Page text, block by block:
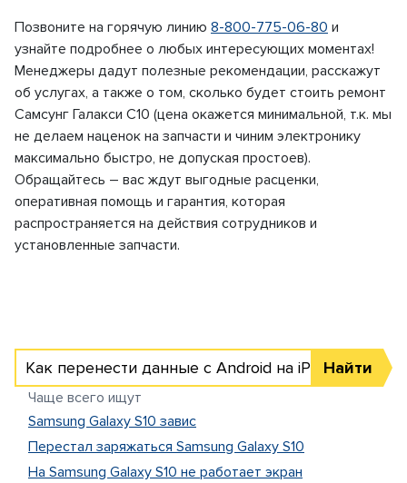
Позвоните на горячую линию 8-800-775-06-80 и
узнайте подробнее о любых интересующих моментах!
Менеджеры дадут полезные рекомендации, расскажут
об услугах, а также о том, сколько будет стоить ремонт
Самсунг Галакси С10 (цена окажется минимальной, т.к. мы
не делаем наценок на запчасти и чиним электронику
максимально быстро, не допуская простоев).
Обращайтесь – вас ждут выгодные расценки,
оперативная помощь и гарантия, которая
распространяется на действия сотрудников и
установленные запчасти.
Как перенести данные с Android на iPhone
Чаще всего ищут
Найти
Samsung Galaxy S10 завис
Перестал заряжаться Samsung Galaxy S10
На Samsung Galaxy S10 не работает экран